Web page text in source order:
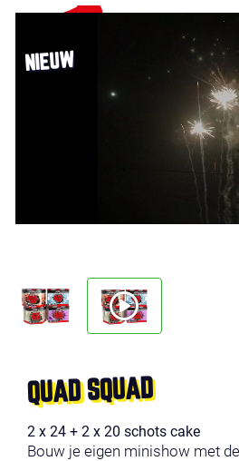
NIEUW
QUAD SQUAD
2 x 24 + 2 x 20 schots cake
Bouw je eigen minishow met